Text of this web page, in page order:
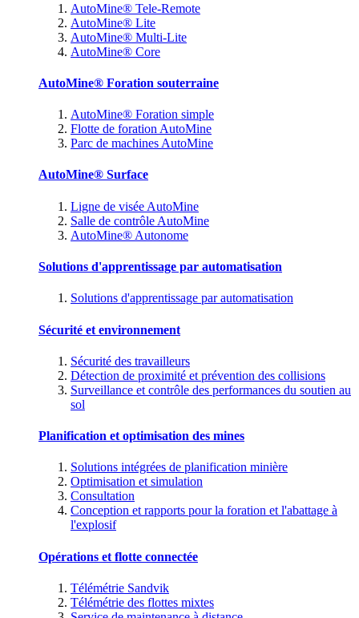
AutoMine® Tele-Remote
AutoMine® Lite
AutoMine® Multi-Lite
AutoMine® Core
AutoMine® Foration souterraine
AutoMine® Foration simple
Flotte de foration AutoMine
Parc de machines AutoMine
AutoMine® Surface
Ligne de visée AutoMine
Salle de contrôle AutoMine
AutoMine® Autonome
Solutions d'apprentissage par automatisation
Solutions d'apprentissage par automatisation
Sécurité et environnement
Sécurité des travailleurs
Détection de proximité et prévention des collisions
Surveillance et contrôle des performances du soutien au
sol
Planification et optimisation des mines
Solutions intégrées de planification minière
Optimisation et simulation
Consultation
Conception et rapports pour la foration et l'abattage à
l'explosif
Opérations et flotte connectée
Télémétrie Sandvik
Télémétrie des flottes mixtes